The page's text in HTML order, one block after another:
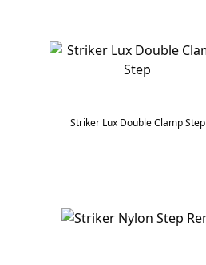
Striker Lux Double Clamp Step